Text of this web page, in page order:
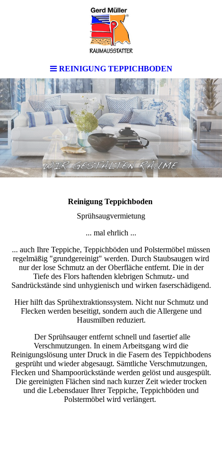
REINIGUNG TEPPICHBODEN
Reinigung Teppichboden
Sprühsaugvermietung
... mal ehrlich ...
... auch Ihre Teppiche, Teppichböden und Polstermöbel müssen
regelmäßig "grundgereinigt" werden. Durch Staubsaugen wird
nur der lose Schmutz an der Oberfläche entfernt. Die in der
Tiefe des Flors haftenden klebrigen Schmutz- und
Sandrückstände sind unhygienisch und wirken faserschädigend.
Hier hilft das Sprühextraktionssystem. Nicht nur Schmutz und
Flecken werden beseitigt, sondern auch die Allergene und
Hausmilben reduziert.
Der Sprühsauger entfernt schnell und fasertief alle
Verschmutzungen. In einem Arbeitsgang wird die
Reinigungslösung unter Druck in die Fasern des Teppichbodens
gesprüht und wieder abgesaugt. Sämtliche Verschmutzungen,
Flecken und Shampoorückstände werden gelöst und ausgespült.
Die gereinigten Flächen sind nach kurzer Zeit wieder trocken
und die Lebensdauer Ihrer Teppiche, Teppichböden und
Polstermöbel wird verlängert.